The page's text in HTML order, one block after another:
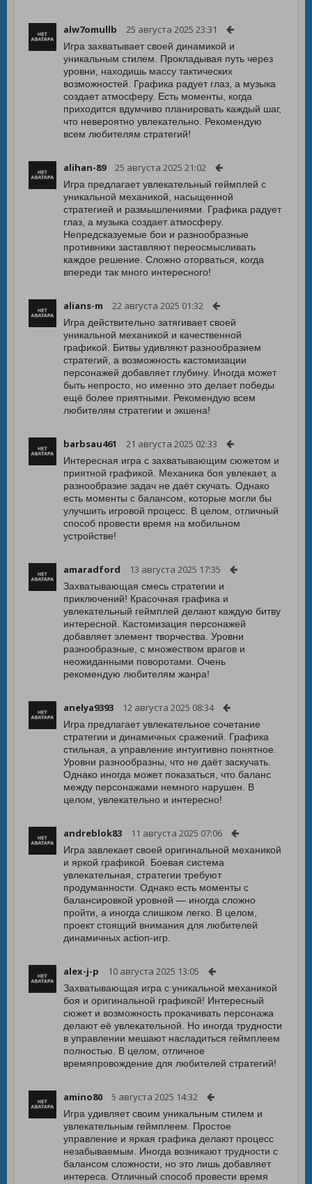
alw7omullb 25 августа 2025 23:31
Игра захватывает своей динамикой и
уникальным стилем. Прокладывая путь через
уровни, находишь массу тактических
возможностей. Графика радует глаз, а музыка
создает атмосферу. Есть моменты, когда
приходится вдумчиво планировать каждый шаг,
что невероятно увлекательно. Рекомендую
всем любителям стратегий!
alihan-89 25 августа 2025 21:02
Игра предлагает увлекательный геймплей с
уникальной механикой, насыщенной
стратегией и размышлениями. Графика радует
глаз, а музыка создает атмосферу.
Непредсказуемые бои и разнообразные
противники заставляют переосмысливать
каждое решение. Сложно оторваться, когда
впереди так много интересного!
alians-m 22 августа 2025 01:32
Игра действительно затягивает своей
уникальной механикой и качественной
графикой. Битвы удивляют разнообразием
стратегий, а возможность кастомизации
персонажей добавляет глубину. Иногда может
быть непросто, но именно это делает победы
ещё более приятными. Рекомендую всем
любителям стратегии и экшена!
barbsau461 21 августа 2025 02:33
Интересная игра с захватывающим сюжетом и
приятной графикой. Механика боя увлекает, а
разнообразие задач не даёт скучать. Однако
есть моменты с балансом, которые могли бы
улучшить игровой процесс. В целом, отличный
способ провести время на мобильном
устройстве!
amaradford 13 августа 2025 17:35
Захватывающая смесь стратегии и
приключений! Красочная графика и
увлекательный геймплей делают каждую битву
интересной. Кастомизация персонажей
добавляет элемент творчества. Уровни
разнообразные, с множеством врагов и
неожиданными поворотами. Очень
рекомендую любителям жанра!
anelya9393 12 августа 2025 08:34
Игра предлагает увлекательное сочетание
стратегии и динамичных сражений. Графика
стильная, а управление интуитивно понятное.
Уровни разнообразны, что не даёт заскучать.
Однако иногда может показаться, что баланс
между персонажами немного нарушен. В
целом, увлекательно и интересно!
andreblok83 11 августа 2025 07:06
Игра завлекает своей оригинальной механикой
и яркой графикой. Боевая система
увлекательная, стратегии требуют
продуманности. Однако есть моменты с
балансировкой уровней — иногда сложно
пройти, а иногда слишком легко. В целом,
проект стоящий внимания для любителей
динамичных action-игр.
alex-j-p 10 августа 2025 13:05
Захватывающая игра с уникальной механикой
боя и оригинальной графикой! Интересный
сюжет и возможность прокачивать персонажа
делают её увлекательной. Но иногда трудности
в управлении мешают насладиться геймплеем
полностью. В целом, отличное
времяпровождение для любителей стратегий!
amino80 5 августа 2025 14:32
Игра удивляет своим уникальным стилем и
увлекательным геймплеем. Простое
управление и яркая графика делают процесс
незабываемым. Иногда возникают трудности с
балансом сложности, но это лишь добавляет
интереса. Отличный способ провести время